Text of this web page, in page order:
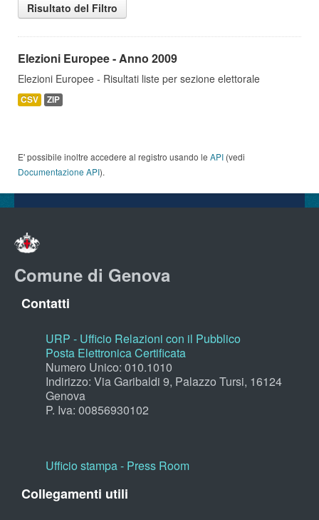
Risultato del Filtro
Elezioni Europee - Anno 2009
Elezioni Europee - Risultati liste per sezione elettorale
CSV ZIP
E' possibile inoltre accedere al registro usando le API (vedi
Documentazione API).
Comune di Genova
Contatti
URP - Ufficio Relazioni con il Pubblico
Posta Elettronica Certificata
Numero Unico: 010.1010
Indirizzo: Via Garibaldi 9, Palazzo Tursi, 16124
Genova
P. Iva: 00856930102
Ufficio stampa - Press Room
Collegamenti utili